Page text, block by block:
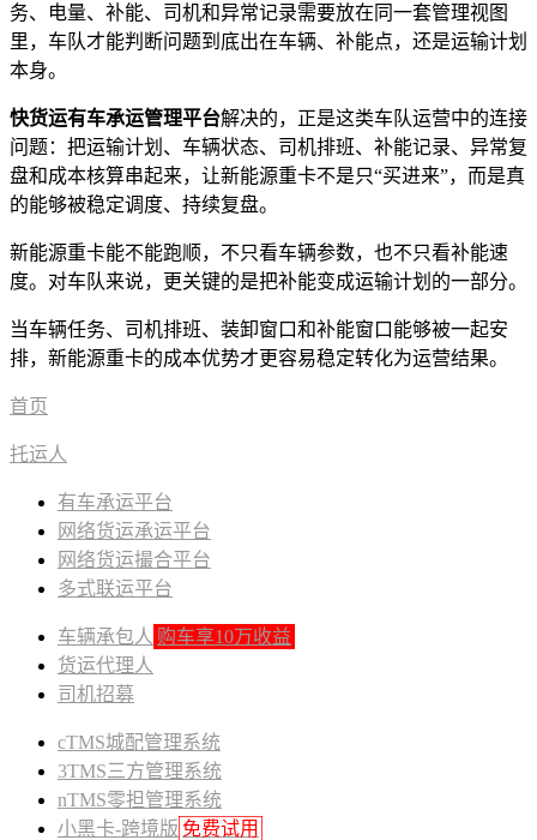
务、电量、补能、司机和异常记录需要放在同一套管理视图
里，车队才能判断问题到底出在车辆、补能点，还是运输计划
本身。
快货运有车承运管理平台解决的，正是这类车队运营中的连接
问题：把运输计划、车辆状态、司机排班、补能记录、异常复
盘和成本核算串起来，让新能源重卡不是只“买进来”，而是真
的能够被稳定调度、持续复盘。
新能源重卡能不能跑顺，不只看车辆参数，也不只看补能速
度。对车队来说，更关键的是把补能变成运输计划的一部分。
当车辆任务、司机排班、装卸窗口和补能窗口能够被一起安
排，新能源重卡的成本优势才更容易稳定转化为运营结果。
首页
托运人
有车承运平台
网络货运承运平台
网络货运撮合平台
多式联运平台
车辆承包人 购车享10万收益
货运代理人
司机招募
cTMS城配管理系统
3TMS三方管理系统
nTMS零担管理系统
小黑卡-跨境版 免费试用